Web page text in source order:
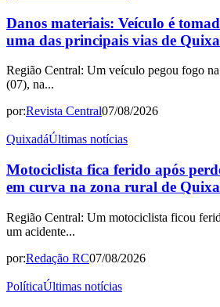
Danos materiais: Veículo é
uma das principais vias de
Região Central: Um veículo pegou fogo na
(07), na...
por:Revista Central07/08/2026
QuixadáÚltimas notícias
Motociclista fica ferido após
em curva na zona rural de
Região Central: Um motociclista ficou
um acidente...
por:Redação RC07/08/2026
PolíticaÚltimas notícias